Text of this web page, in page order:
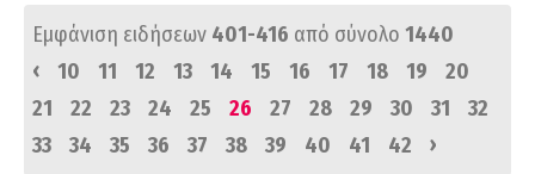
Εμφάνιση ειδήσεων 401-416 από σύνολο 1440
‹
10 11 12 13 14 15 16 17 18 19
20
21
22 23 24 25 26 27 28 29 30 31
32
33
34 35 36 37 38 39 40 41 42 ›